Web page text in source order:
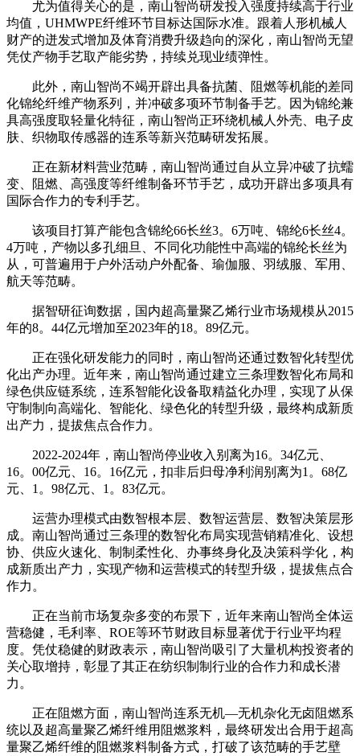
尤为值得关心的是，南山智尚研发投入强度持续高于行业
均值，UHMWPE纤维环节目标达国际水准。跟着人形机械人
财产的迸发式增加及体育消费升级趋向的深化，南山智尚无望
凭仗产物手艺取产能劣势，持续兑现业绩弹性。
此外，南山智尚不竭开辟出具备抗菌、阻燃等机能的差同
化锦纶纤维产物系列，并冲破多项环节制备手艺。因为锦纶兼
具高强度取轻量化特征，南山智尚正环绕机械人外壳、电子皮
肤、织物取传感器的连系等新兴范畴研发拓展。
正在新材料营业范畴，南山智尚通过自从立异冲破了抗蠕
变、阻燃、高强度等纤维制备环节手艺，成功开辟出多项具有
国际合作力的专利手艺。
该项目打算产能包含锦纶66长丝3。6万吨、锦纶6长丝4。
4万吨，产物以多孔细旦、不同化功能性中高端的锦纶长丝为
从，可普遍用于户外活动户外配备、瑜伽服、羽绒服、军用、
航天等范畴。
据智研征询数据，国内超高量聚乙烯行业市场规模从2015
年的8。44亿元增加至2023年的18。89亿元。
正在强化研发能力的同时，南山智尚还通过数智化转型优
化出产办理。近年来，南山智尚通过建立三条理数智化布局和
绿色供应链系统，连系智能化设备取精益化办理，实现了从保
守制制向高端化、智能化、绿色化的转型升级，最终构成新质
出产力，提拔焦点合作力。
2022-2024年，南山智尚停业收入别离为16。34亿元、
16。00亿元、16。16亿元，扣非后归母净利润别离为1。68亿
元、1。98亿元、1。83亿元。
运营办理模式由数智根本层、数智运营层、数智决策层形
成。南山智尚通过三条理的数智化布局实现营销精准化、设想
协、供应火速化、制制柔性化、办事终身化及决策科学化，构
成新质出产力，实现产物和运营模式的转型升级，提拔焦点合
作力。
正在当前市场复杂多变的布景下，近年来南山智尚全体运
营稳健，毛利率、ROE等环节财政目标显著优于行业平均程
度。凭仗稳健的财政表示，南山智尚吸引了大量机构投资者的
关心取增持，彰显了其正在纺织制制行业的合作力和成长潜
力。
正在阻燃方面，南山智尚连系无机—无机杂化无卤阻燃系
统以及超高量聚乙烯纤维用阻燃浆料，最终研发出合用于超高
量聚乙烯纤维的阻燃浆料制备方式，打破了该范畴的手艺壁